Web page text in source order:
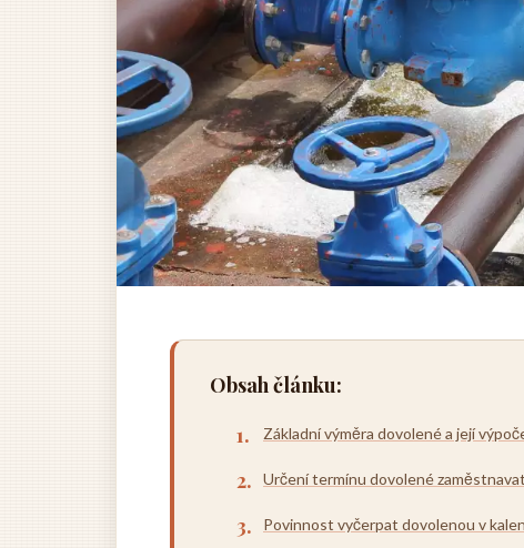
Obsah článku:
Základní výměra dovolené a její
Určení termínu dovolené
Povinnost vyčerpat dovolenou v